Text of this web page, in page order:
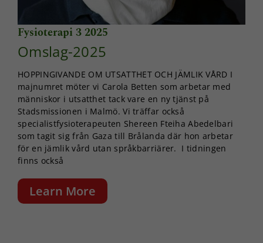
Fysioterapi 3 2025
Omslag-2025
HOPPINGIVANDE OM UTSATTHET OCH JÄMLIK VÅRD I
majnumret möter vi Carola Betten som arbetar med
människor i utsatthet tack vare en ny tjänst på
Stadsmissionen i Malmö. Vi träffar också
specialistfysioterapeuten Shereen Fteiha Abedelbari
som tagit sig från Gaza till Brålanda där hon arbetar
för en jämlik vård utan språkbarriärer. I tidningen
finns också
Learn More